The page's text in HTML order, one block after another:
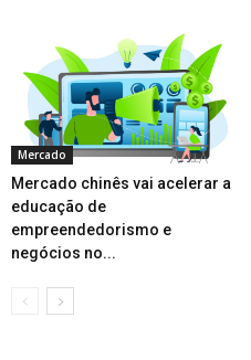
Mercado
Mercado chinês vai acelerar a
educação de
empreendedorismo e
negócios no...